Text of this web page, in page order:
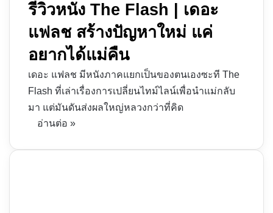
รีวิวหนัง The Flash | เดอะ
แฟลช สร้างปัญหาใหม่ แค่
อยากได้แม่คืน
เดอะ แฟลช มีหนังภาคแยกเป็นของตนเองซะที The
Flash ที่เล่าเรื่องการเปลี่ยนไทม์ไลน์เพื่อนำแม่กลับ
มา แต่มันดันส่งผลใหญ่หลวงกว่าที่คิด
อ่านต่อ »